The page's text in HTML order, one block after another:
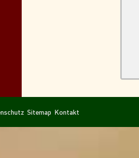
Navigation
überspringen
Sitemap Kontakt